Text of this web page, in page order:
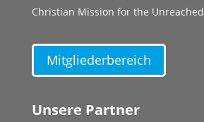
Christian Mission for the Unreached
Mitgliederbereich
Unsere Partner